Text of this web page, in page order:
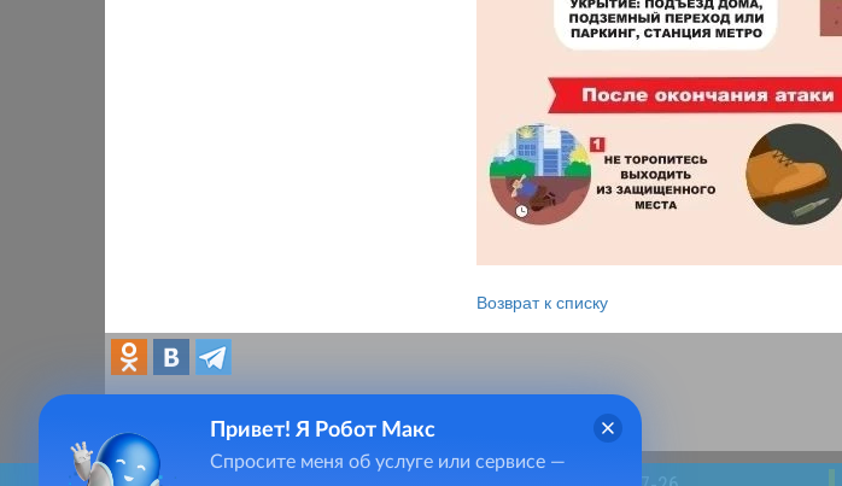
Возврат к списку
Главная
Привет! Я Робот Макс
Спросите меня об услуге или сервисе —